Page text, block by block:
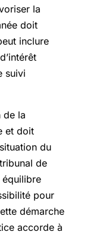
la
doit
inclure
suivi
de la
et doit
du
de
équilibre
pour
démarche
accorde à